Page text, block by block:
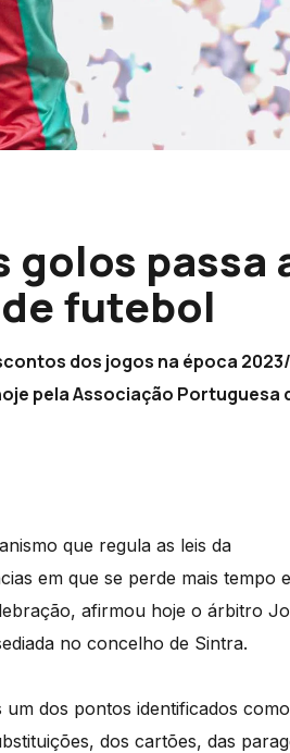
golos passa
futebol
dos jogos na época
pela Associação Portuguesa
que regula as leis da
em que se perde mais tempo e
afirmou hoje o árbitro
no concelho de Sintra.
um dos pontos identificados como
dos cartões, das